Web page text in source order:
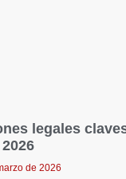
legales
de 2026